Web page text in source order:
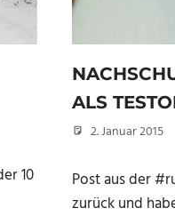
10
ALS
2. Januar 2015
Post aus der
zurück und